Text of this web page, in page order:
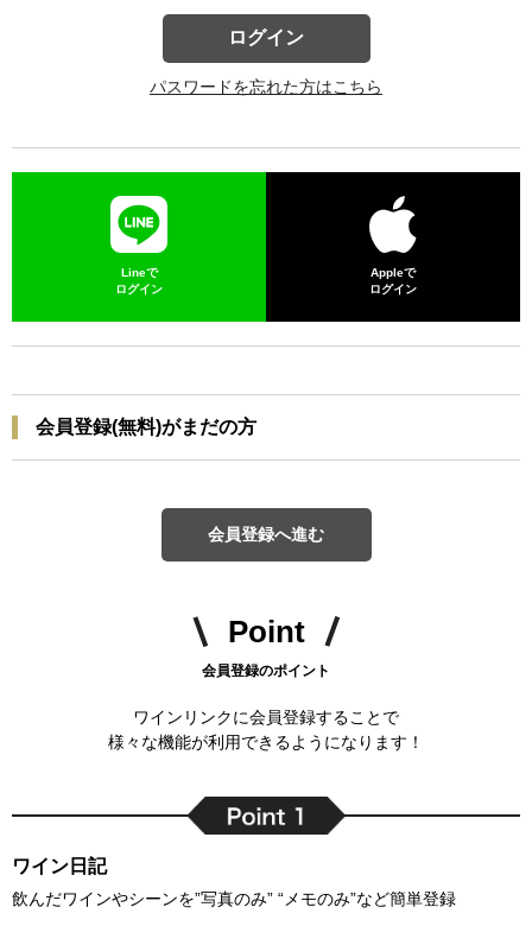
ログイン
パスワードを忘れた方はこちら
Lineで
ログイン
Appleで
ログイン
会員登録(無料)がまだの方
会員登録へ進む
Point
会員登録のポイント
ワインリンクに会員登録することで
様々な機能が利用できるようになります！
ワイン日記
飲んだワインやシーンを”写真のみ” “メモのみ”など簡単登録